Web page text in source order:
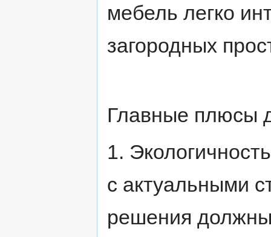
мебель легко
загородных
Главные плюсы
1.
с актуальными
решения должны